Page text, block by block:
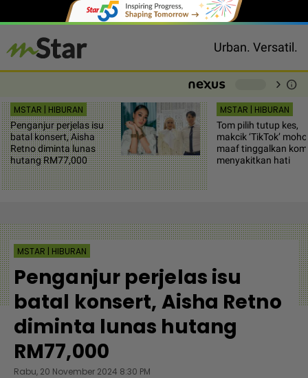
Urban. Versatil.
chevron_right info
MSTAR | HIBURAN
Penganjur perjelas isu
batal konsert, Aisha
Retno diminta lunas
hutang RM77,000
MSTAR | HIBURAN
Tom pilih tutup kes,
makcik ‘TikTok’
maaf tinggalkan
menyakitkan hati
MSTAR | HIBURAN
Penganjur perjelas isu
batal konsert, Aisha Retno
diminta lunas hutang
RM77,000
Rabu, 20 November 2024 8:30 PM